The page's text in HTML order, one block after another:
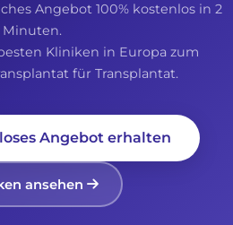
Angebot 100% kostenlos in 2
Minuten.
Kliniken in Europa zum
für Transplantat.
Angebot erhalten
ansehen